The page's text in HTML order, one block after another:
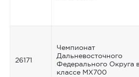
26171
Чемпионат
Дальневосточного
Федерального Округа
классе MX700